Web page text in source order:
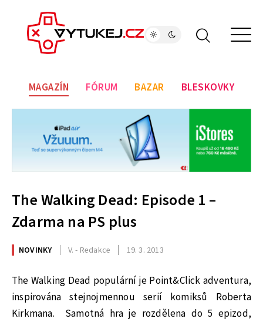
MAGAZÍN FÓRUM BAZAR BLESKOVKY
The Walking Dead: Episode 1 –
Zdarma na PS plus
NOVINKY V. - Redakce 19. 3. 2013
The Walking Dead populární je Point&Click adventura,
inspirována stejnojmennou serií komiksů Roberta
Kirkmana. Samotná hra je rozdělena do 5 epizod,